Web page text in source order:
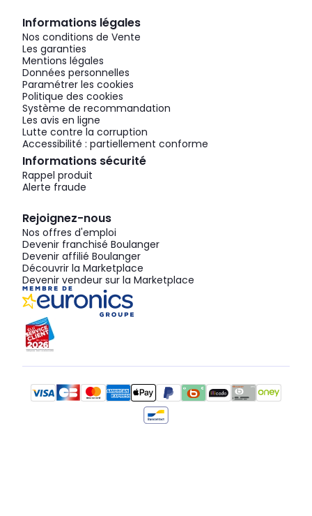
Informations légales
Nos conditions de Vente
Les garanties
Mentions légales
Données personnelles
Paramétrer les cookies
Politique des cookies
Système de recommandation
Les avis en ligne
Lutte contre la corruption
Accessibilité : partiellement conforme
Informations sécurité
Rappel produit
Alerte fraude
Rejoignez-nous
Nos offres d'emploi
Devenir franchisé Boulanger
Devenir affilié Boulanger
Découvrir la Marketplace
Devenir vendeur sur la Marketplace